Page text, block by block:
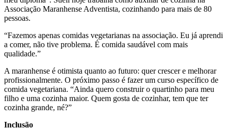
Associação Maranhense Adventista, cozinhando para mais de 80
pessoas.
“Fazemos apenas comidas vegetarianas na associação. Eu já aprendi
a comer, não tive problema. É comida saudável com mais
qualidade.”
A maranhense é otimista quanto ao futuro: quer crescer e melhorar
profissionalmente. O próximo passo é fazer um curso específico de
comida vegetariana. “Ainda quero construir o quartinho para meu
filho e uma cozinha maior. Quem gosta de cozinhar, tem que ter
cozinha grande, né?”
Inclusão